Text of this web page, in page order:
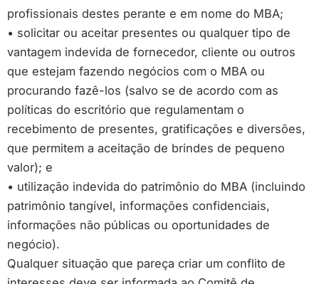
profissionais destes perante e em nome do MBA;
• solicitar ou aceitar presentes ou qualquer tipo de
vantagem indevida de fornecedor, cliente ou outros
que estejam fazendo negócios com o MBA ou
procurando fazê-los (salvo se de acordo com as
políticas do escritório que regulamentam o
recebimento de presentes, gratificações e diversões,
que permitem a aceitação de brindes de pequeno
valor); e
• utilização indevida do patrimônio do MBA (incluindo
patrimônio tangível, informações confidenciais,
informações não públicas ou oportunidades de
negócio).
Qualquer situação que pareça criar um conflito de